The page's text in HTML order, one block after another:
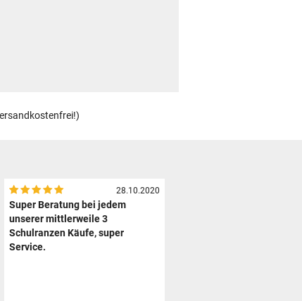
28.10.2020
Super Beratung bei jedem
unserer mittlerweile 3
Schulranzen Käufe, super
Service.